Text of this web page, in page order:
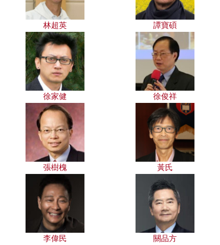
林超英 譚寶碩
徐家健 徐俊祥
張樹槐 黃氏
李偉民 關品方